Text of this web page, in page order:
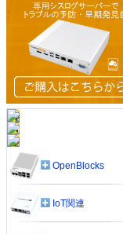
OpenBlocks
IoT関連